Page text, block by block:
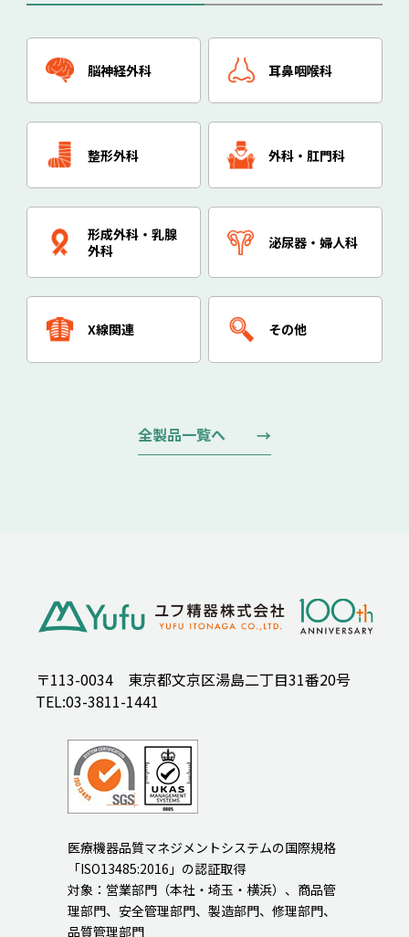
脳神経外科 耳鼻咽喉科
整形外科 外科・肛門科
形成外科・乳腺
外科
泌尿器・婦人科
X線関連 その他
全製品一覧へ
〒113-0034 東京都文京区湯島二丁目31番20号
TEL:03-3811-1441
医療機器品質マネジメントシステムの国際規格
「ISO13485:2016」の認証取得
対象：営業部門（本社・埼玉・横浜）、商品管
理部門、安全管理部門、製造部門、修理部門、
品質管理部門